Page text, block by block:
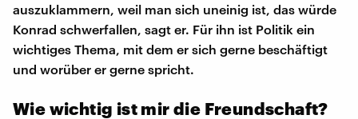
auszuklammern, weil man sich uneinig ist, das würde
Konrad schwerfallen, sagt er. Für ihn ist Politik ein
wichtiges Thema, mit dem er sich gerne beschäftigt
und worüber er gerne spricht.
Wie wichtig ist mir die Freundschaft?